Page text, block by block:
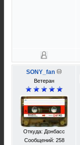
SONY_fan
Ветеран
Откуда: Донбасс
Сообщений: 258